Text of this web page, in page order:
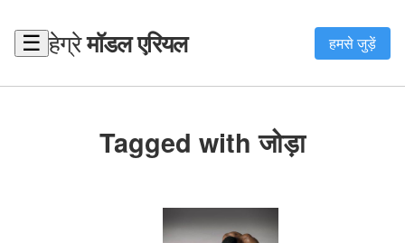
☰ हेग्रेमॉडल एरियल हमसे जुड़ें
Tagged with जोड़ा